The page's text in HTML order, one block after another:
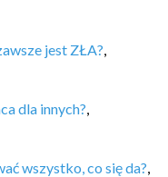
jest ZŁA?,
dla innych?,
wszystko, co się da?,